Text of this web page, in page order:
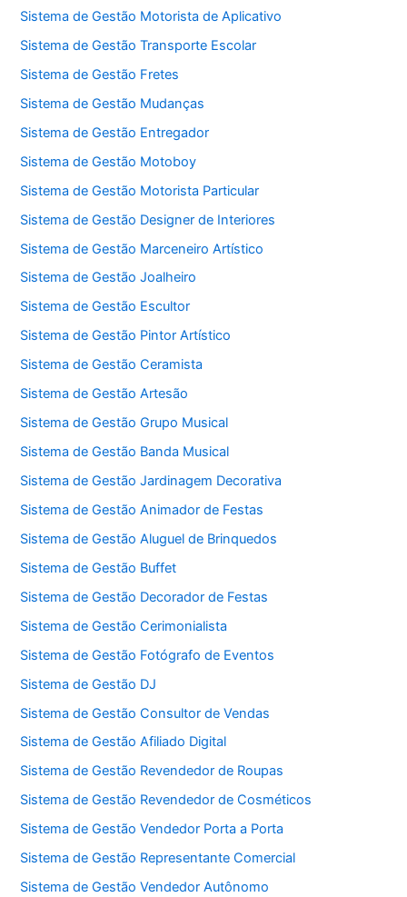
Sistema de Gestão Motorista de Aplicativo
Sistema de Gestão Transporte Escolar
Sistema de Gestão Fretes
Sistema de Gestão Mudanças
Sistema de Gestão Entregador
Sistema de Gestão Motoboy
Sistema de Gestão Motorista Particular
Sistema de Gestão Designer de Interiores
Sistema de Gestão Marceneiro Artístico
Sistema de Gestão Joalheiro
Sistema de Gestão Escultor
Sistema de Gestão Pintor Artístico
Sistema de Gestão Ceramista
Sistema de Gestão Artesão
Sistema de Gestão Grupo Musical
Sistema de Gestão Banda Musical
Sistema de Gestão Jardinagem Decorativa
Sistema de Gestão Animador de Festas
Sistema de Gestão Aluguel de Brinquedos
Sistema de Gestão Buffet
Sistema de Gestão Decorador de Festas
Sistema de Gestão Cerimonialista
Sistema de Gestão Fotógrafo de Eventos
Sistema de Gestão DJ
Sistema de Gestão Consultor de Vendas
Sistema de Gestão Afiliado Digital
Sistema de Gestão Revendedor de Roupas
Sistema de Gestão Revendedor de Cosméticos
Sistema de Gestão Vendedor Porta a Porta
Sistema de Gestão Representante Comercial
Sistema de Gestão Vendedor Autônomo